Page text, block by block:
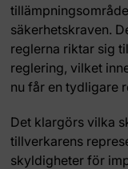
säkerhetskraven.
reglerna riktar sig
reglering, vilket
nu får en tydligare
Det klargörs vilka
tillverkarens
skyldigheter för